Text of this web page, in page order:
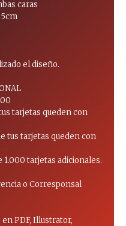
caras
el diseño.
tarjetas queden con
tus tarjetas queden con
tarjetas adicionales.
o Corresponsal
PDF, Illustrator,